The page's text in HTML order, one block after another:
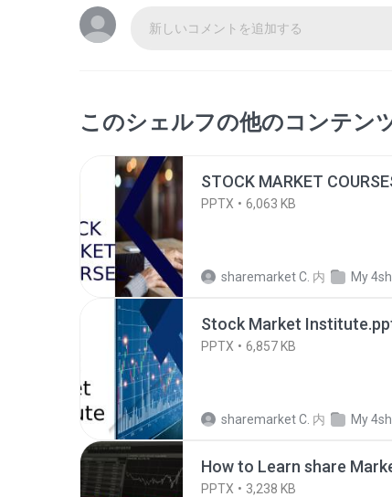
新しいコメントを追加する
このシェルフの他のコンテン
STOCK MARKET
PPTX 6,063 KB
sharemarket C. 内 My
Stock Market
PPTX 6,857 KB
sharemarket C. 内 My
How to Learn share
PPTX 3,238 KB